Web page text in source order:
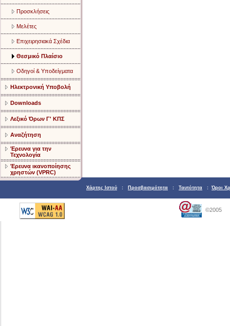
Προσκλήσεις
Μελέτες
Επιχειρησιακά Σχέδια
Θεσμικό Πλαίσιο
Οδηγοί & Υποδείγματα
Ηλεκτρονική Υποβολή
Downloads
Λεξικό Όρων Γ' ΚΠΣ
Αναζήτηση
Έρευνα για την
Τεχνολογία
Έρευνα ικανοποίησης
χρηστών (VPRC)
Χάρτης Ιστού : Προσβασιμότητα : Ταυτότητα : Όροι
©2005